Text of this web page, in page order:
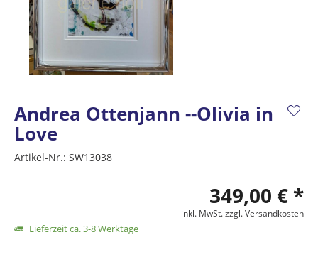
Andrea Ottenjann --Olivia in
Love
Artikel-Nr.: SW13038
349,00 € *
inkl. MwSt.zzgl. Versandkosten
Lieferzeit ca. 3-8 Werktage